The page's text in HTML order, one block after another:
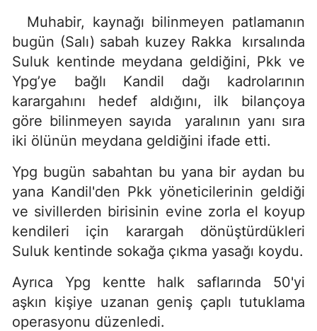
Muhabir, kaynağı bilinmeyen patlamanın
bugün (Salı) sabah kuzey Rakka kırsalında
Suluk kentinde meydana geldiğini, Pkk ve
Ypg’ye bağlı Kandil dağı kadrolarının
karargahını hedef aldığını, ilk bilançoya
göre bilinmeyen sayıda yaralının yanı sıra
iki ölünün meydana geldiğini ifade etti.
Ypg bugün sabahtan bu yana bir aydan bu
yana Kandil'den Pkk yöneticilerinin geldiği
ve sivillerden birisinin evine zorla el koyup
kendileri için karargah dönüştürdükleri
Suluk kentinde sokağa çıkma yasağı koydu.
Ayrıca Ypg kentte halk saflarında 50'yi
aşkın kişiye uzanan geniş çaplı tutuklama
operasyonu düzenledi.